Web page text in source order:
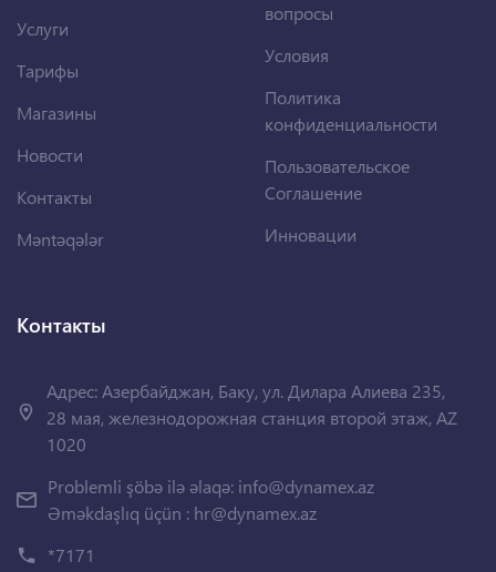
Услуги
Тарифы
Магазины
Новости
Контакты
Məntəqələr
вопросы
Условия
Политика
конфиденциальности
Пользовательское
Соглашение
Инновации
Контакты
Адрес: Азербайджан, Баку, ул. Дилара Алиева 235,
28 мая, железнодорожная станция второй этаж, AZ
1020
Problemli şöbə ilə əlaqə: info@dynamex.az
Əməkdaşlıq üçün : hr@dynamex.az
*7171